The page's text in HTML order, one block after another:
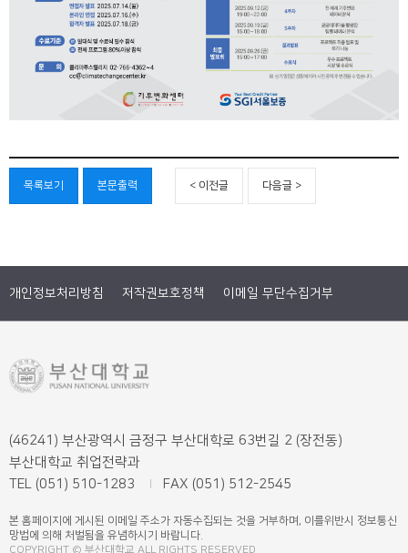
목록보기 본문출력 < 이전글 다음글 >
개인정보처리방침 저작권보호정책 이메일 무단수집거부
(46241) 부산광역시 금정구 부산대학로 63번길 2 (장전동)
부산대학교 취업전략과
TEL (051) 510-1283
FAX (051) 512-2545
본 홈페이지에 게시된 이메일 주소가 자동수집되는 것을 거부하며, 이를위반시 정보통신
망법에 의해 처벌됨을 유념하시기 바랍니다.
COPYRIGHT © 부산대학교.ALL RIGHTS RESERVED.